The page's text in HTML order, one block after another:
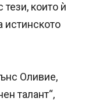
тези, които ѝ
истинското
Оливие,
талант“,